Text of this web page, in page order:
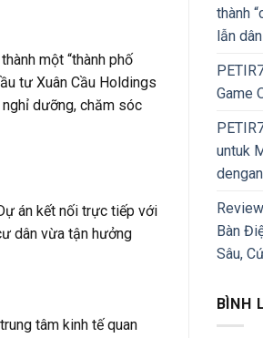
một “thành phố
tư Xuân Cầu Holdings
dưỡng, chăm sóc
án kết nối trực tiếp với
dân vừa tận hưởng
tâm kinh tế quan
thành
lẫn
Game
untuk
Bàn
Sâu,
BÌNH